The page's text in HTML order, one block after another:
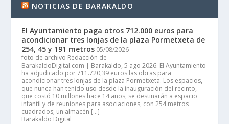
NOTICIAS DE BARAKALDO
El Ayuntamiento paga otros 712.000 euros para
acondicionar tres lonjas de la plaza Pormetxeta de
254, 45 y 191 metros 05/08/2026
foto de archivo Redacción de
BarakaldoDigital.com | Barakaldo, 5 ago 2026. El Ayuntamiento
ha adjudicado por 711.720,39 euros las obras para
acondicionar tres lonjas de la plaza Pormetxeta. Los espacios,
que nunca han tenido uso desde la inauguración del recinto,
que costó 10 millones hace 14 años, se destinarán a espacio
infantil y de reuniones para asociaciones, con 254 metros
cuadrados; un almacén […]
Barakaldo Digital